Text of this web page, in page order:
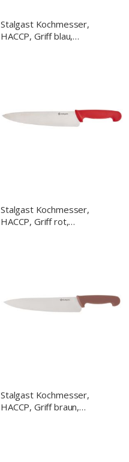
Stalgast Kochmesser,
HACCP, Griff blau,
Stalgast Kochmesser,
HACCP, Griff rot,
Stalgast Kochmesser,
HACCP, Griff braun,